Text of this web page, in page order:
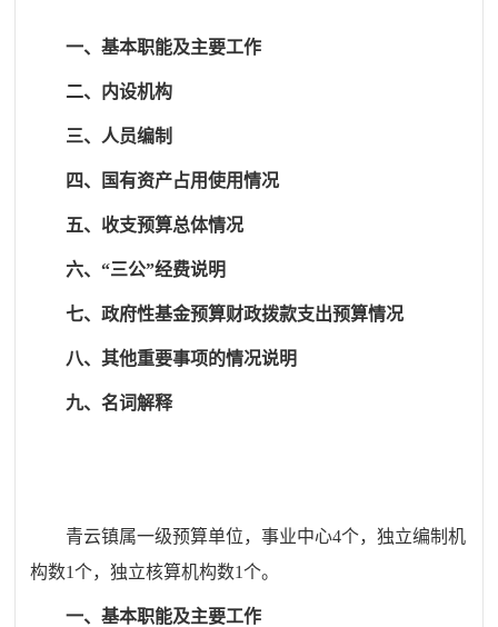
一、基本职能及主要工作
二、内设机构
三、人员编制
四、国有资产占用使用情况
五、收支预算总体情况
六、“三公”经费说明
七、政府性基金预算财政拨款支出预算情况
八、其他重要事项的情况说明
九、名词解释
青云镇属一级预算单位，事业中心4个，独立编制机
构数1个，独立核算机构数1个。
一、基本职能及主要工作